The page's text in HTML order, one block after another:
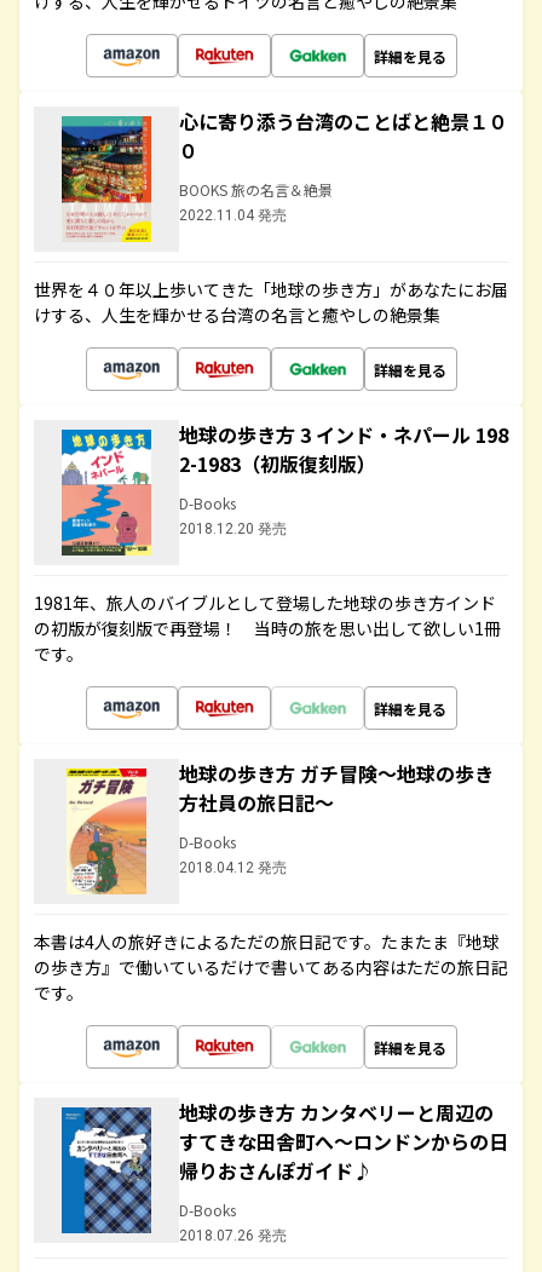
詳細を見る
心に寄り添う台湾のことばと絶景１０
０
BOOKS 旅の名言＆絶景
2022.11.04 発売
世界を４０年以上歩いてきた「地球の歩き方」があなたにお届
けする、人生を輝かせる台湾の名言と癒やしの絶景集
詳細を見る
地球の歩き方 3 インド・ネパール 198
2-1983（初版復刻版）
D-Books
2018.12.20 発売
1981年、旅人のバイブルとして登場した地球の歩き方インド
の初版が復刻版で再登場！ 当時の旅を思い出して欲しい1冊
です。
詳細を見る
地球の歩き方 ガチ冒険～地球の歩き
方社員の旅日記～
D-Books
2018.04.12 発売
本書は4人の旅好きによるただの旅日記です。たまたま『地球
の歩き方』で働いているだけで書いてある内容はただの旅日記
です。
詳細を見る
地球の歩き方 カンタベリーと周辺の
すてきな田舎町へ～ロンドンからの日
帰りおさんぽガイド♪
D-Books
2018.07.26 発売